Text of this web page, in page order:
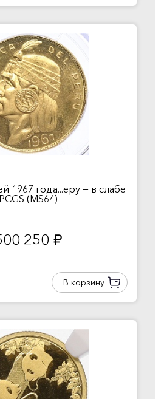
1967 года...еру — в слабе
PCGS (MS64)
250 руб.
В корзину